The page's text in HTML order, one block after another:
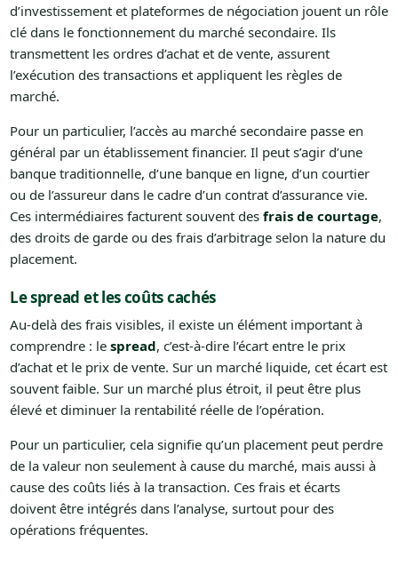
d’investissement et plateformes de négociation jouent un rôle
clé dans le fonctionnement du marché secondaire. Ils
transmettent les ordres d’achat et de vente, assurent
l’exécution des transactions et appliquent les règles de
marché.
Pour un particulier, l’accès au marché secondaire passe en
général par un établissement financier. Il peut s’agir d’une
banque traditionnelle, d’une banque en ligne, d’un courtier
ou de l’assureur dans le cadre d’un contrat d’assurance vie.
Ces intermédiaires facturent souvent des frais de courtage,
des droits de garde ou des frais d’arbitrage selon la nature du
placement.
Le spread et les coûts cachés
Au-delà des frais visibles, il existe un élément important à
comprendre : le spread, c’est-à-dire l’écart entre le prix
d’achat et le prix de vente. Sur un marché liquide, cet écart est
souvent faible. Sur un marché plus étroit, il peut être plus
élevé et diminuer la rentabilité réelle de l’opération.
Pour un particulier, cela signifie qu’un placement peut perdre
de la valeur non seulement à cause du marché, mais aussi à
cause des coûts liés à la transaction. Ces frais et écarts
doivent être intégrés dans l’analyse, surtout pour des
opérations fréquentes.